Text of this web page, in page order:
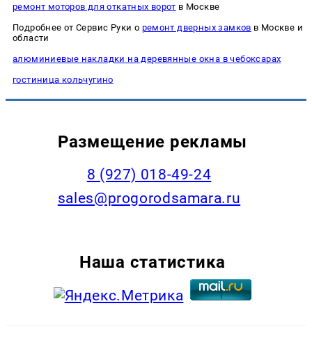
ремонт моторов для откатных ворот в Москве
Подробнее от Сервис Руки о ремонт дверных замков в Москве и
области
алюминиевые накладки на деревянные окна в чебоксарах
гостиница кольчугино
Размещение рекламы
8 (927) 018-49-24
sales@progorodsamara.ru
Наша статистика